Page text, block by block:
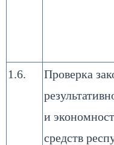
1.6.
Проверка
и
средств